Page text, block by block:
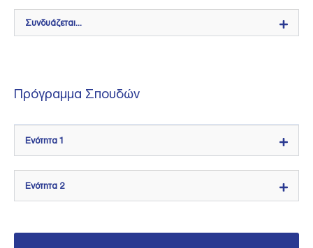
Συνδυάζεται...
Πρόγραμμα Σπουδών
Ενότητα 1
Ενότητα 2